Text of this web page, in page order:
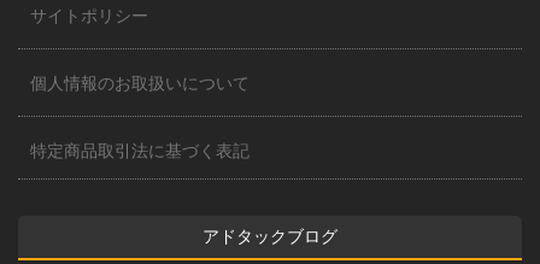
サイトポリシー
個人情報のお取扱いについて
特定商品取引法に基づく表記
アドタックブログ